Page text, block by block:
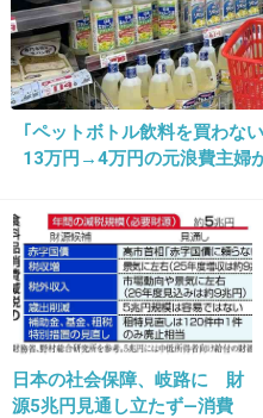
お楽しみ袋が空けられ
21. 匿名2015/07/15(水) 16:45:15
元が高い服は安くなっ
ｗ
｢ペットボトル飲料を買わな
13万円→4万円の元浪費主婦
日本の社会保障、岐路に 財
源5兆円見通し立たず―消費